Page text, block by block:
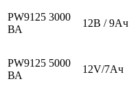
PW9125 3000
ВА
12В / 9Ач
PW9125 5000
ВА
12V/7Aч